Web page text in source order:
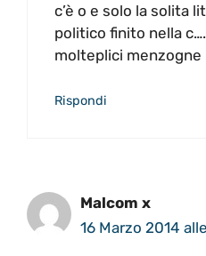
c’è o e solo la solita
politico finito nella
molteplici menzogne
Rispondi
Malcom x
16 Marzo 2014